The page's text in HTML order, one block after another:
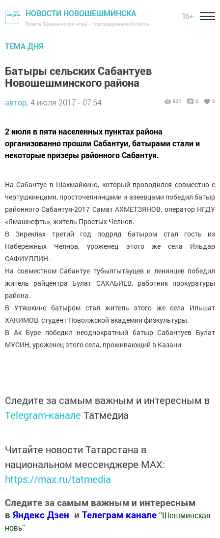
НОВОСТИ НОВОШЕШМИНСКА
Газета "Шешминская новь" - Новошешминский район
16+
ТЕМА ДНЯ
Батыры сельских Сабантуев
Новошешминского района
автор, 4 июля 2017 - 07:54 831 0 0
2 июля в пяти населенных пунктах района
организованно прошли Сабантуи, батырами стали и
некоторые призеры районного Сабантуя.
На Сабантуе в Шахмайкино, который проводился совместно с
чертушкинцами, просточелнинцами и азеевцами победил батыр
районного Сабантуя-2017 Самат АХМЕТЗЯНОВ, оператор НГДУ
«Ямашнефть», житель Простых Челнов.
В Зиреклах третий год подряд батыром стал гость из
Набережных Челнов, уроженец этого же села Ильдар
САФИУЛЛИН.
На совместном Сабантуе тубылгытауцев и ленинцев победил
житель райцентра Булат САХАБИЕВ, работник прокуратуры
района.
В Утяшкино батыром стал житель этого же села Ильшат
ХАКИМОВ, студент Поволжской академии физкультуры.
В Ак Буре победил неоднократный батыр Сабантуев Булат
МУСИН, уроженец этого села, проживающий в Казани.
Следите за самым важным и интересным в
Telegram-канале Татмедиа
Читайте новости Татарстана в
национальном мессенджере MАХ:
https://max.ru/tatmedia
Следите за самым важным и интересным
в Яндекс Дзен и Телеграм канале " Шешминская
новь"